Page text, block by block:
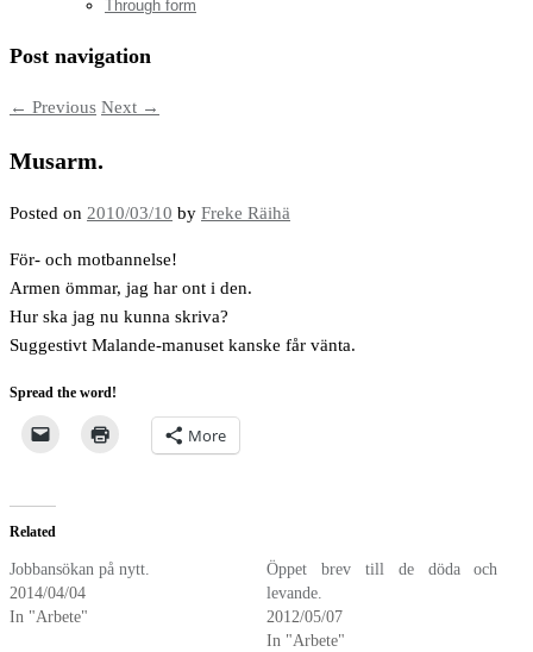
Through form
Post navigation
← Previous Next →
Musarm.
Posted on 2010/03/10 by Freke Räihä
För- och motbannelse!
Armen ömmar, jag har ont i den.
Hur ska jag nu kunna skriva?
Suggestivt Malande-manuset kanske får vänta.
Spread the word!
More
Related
Jobbansökan på nytt.
2014/04/04
In "Arbete"
Öppet brev till de döda och
levande.
2012/05/07
In "Arbete"